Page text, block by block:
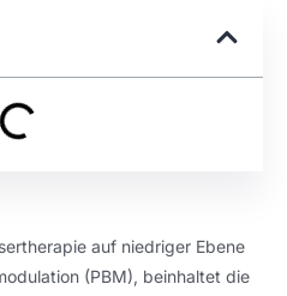
auf niedriger Ebene
(PBM), beinhaltet die